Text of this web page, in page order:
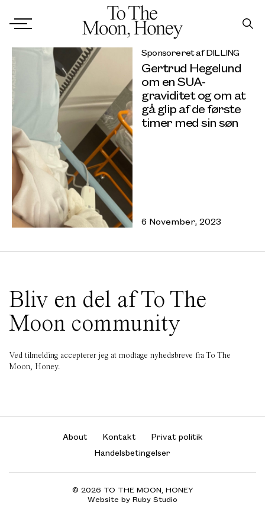
Sponsoreret af DILLING
Gertrud Hegelund
om en SUA-
graviditet og om at
gå glip af de første
timer med sin søn
6 November, 2023
Bliv en del af To The
Moon community
Ved tilmelding accepterer jeg at modtage nyhedsbreve fra To The
Moon, Honey.
About Kontakt
Privat politik
Handelsbetingelser
© 2026 TO THE MOON, HONEY
Website by Ruby Studio